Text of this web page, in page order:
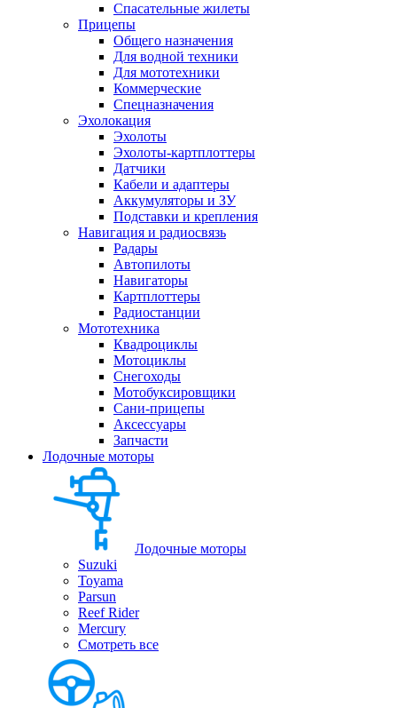
Спасательные жилеты
Прицепы
Общего назначения
Для водной техники
Для мототехники
Коммерческие
Спецназначения
Эхолокация
Эхолоты
Эхолоты-картплоттеры
Датчики
Кабели и адаптеры
Аккумуляторы и ЗУ
Подставки и крепления
Навигация и радиосвязь
Радары
Автопилоты
Навигаторы
Картплоттеры
Радиостанции
Мототехника
Квадроциклы
Мотоциклы
Снегоходы
Мотобуксировщики
Сани-прицепы
Аксессуары
Запчасти
Лодочные моторы
Лодочные моторы
Suzuki
Toyama
Parsun
Reef Rider
Mercury
Смотреть все